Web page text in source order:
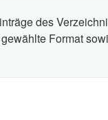
des
Format